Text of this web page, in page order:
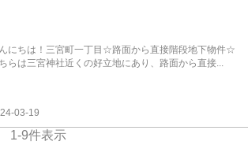
にちは！三宮町一丁目☆路面から直接階段地下物件☆
らは三宮神社近くの好立地にあり、路面から直接...
03-19
1-9件表示